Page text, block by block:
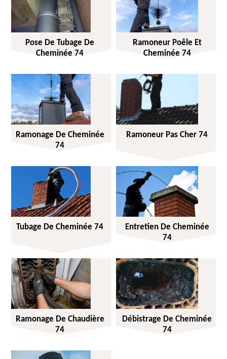
Pose De Tubage De
Cheminée 74
Ramoneur Poêle Et
Cheminée 74
Ramonage De Cheminée
74
Ramoneur Pas Cher 74
Tubage De Cheminée 74
Entretien De Cheminée
74
Ramonage De Chaudière
74
Débistrage De Cheminée
74